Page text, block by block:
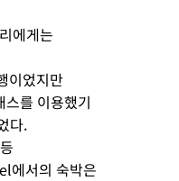
에게는
이었지만
를 이용했기
다.
에서의 숙박은